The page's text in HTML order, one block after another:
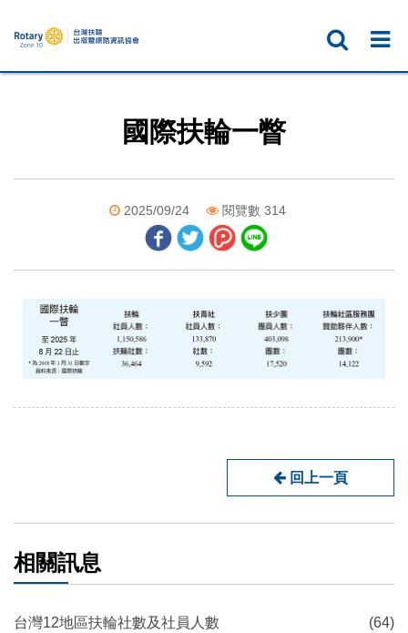
國際扶輪一瞥
2025/09/24 閱覽數 314
回上一頁
相關訊息
台灣12地區扶輪社數及社員人數 (64)